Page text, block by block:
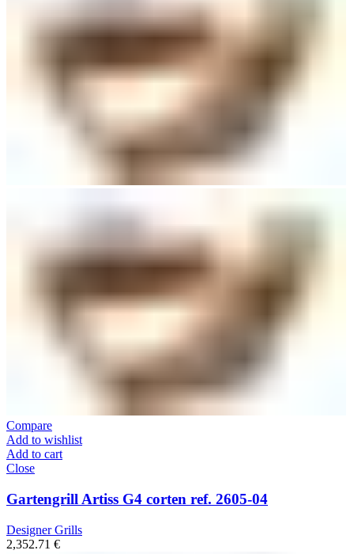
Compare
Add to wishlist
Add to cart
Close
Gartengrill Artiss G4 corten ref. 2605-04
Designer Grills
2,352.71 €